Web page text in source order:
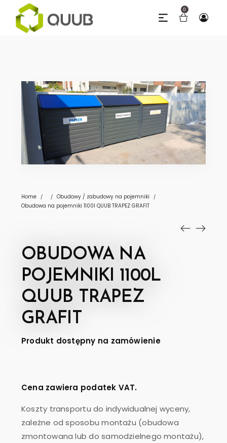
0
Home / / Obudowy / zabudowy na pojemniki /
Obudowa na pojemniki 1100l QUUB TRAPEZ GRAFIT
OBUDOWA NA
POJEMNIKI 1100L
QUUB TRAPEZ
GRAFIT
Produkt dostępny na zamówienie
Cena zawiera podatek VAT.
Koszty transportu do indywidualnej wyceny,
zależne od sposobu montażu (obudowa
zmontowana lub do samodzielnego montażu),